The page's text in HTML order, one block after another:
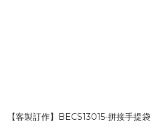
【客製訂作】BECS13015-拼接手提袋